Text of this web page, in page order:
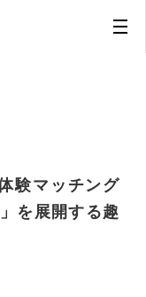
験マッチング
を展開する趣